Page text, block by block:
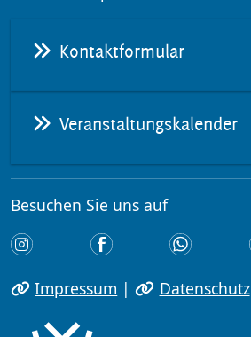
Kontaktformular
Veranstaltungskalender
Besuchen Sie uns auf
Impressum | Datenschutz